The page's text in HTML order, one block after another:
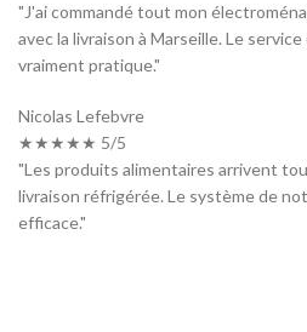
"J'ai commandé tout mon
avec la livraison à Marseille. Le
vraiment pratique."
Nicolas Lefebvre
★★★★★ 5/5
"Les produits alimentaires arrivent
livraison réfrigérée. Le système de
efficace."